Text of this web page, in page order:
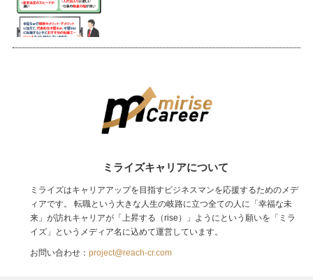
ミライズキャリアについて
ミライズはキャリアアップを目指すビジネスマンを応援するためのメデ
ィアです。 転職という大きな人生の岐路に立つ全ての人に「幸福な未
来」が訪れキャリアが「上昇する（rise）」ようにという願いを「ミラ
イズ」というメディア名に込めて運営しています。
お問い合わせ： project@reach-cr.com